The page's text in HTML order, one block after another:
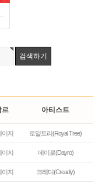
가요
이로(Dayro) / 재즈
르 아티스트
이지 로얄트리(Royal Tree)
이지 데이로(Dayro)
이지 크레디(Cready)